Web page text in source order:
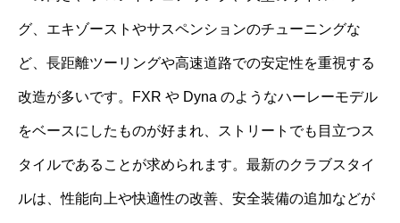
グ、エキゾーストやサスペンションのチューニングな
ど、長距離ツーリングや高速道路での安定性を重視する
改造が多いです。FXR や Dyna のようなハーレーモデル
をベースにしたものが好まれ、ストリートでも目立つス
タイルであることが求められます。最新のクラブスタイ
ルは、性能向上や快適性の改善、安全装備の追加などが